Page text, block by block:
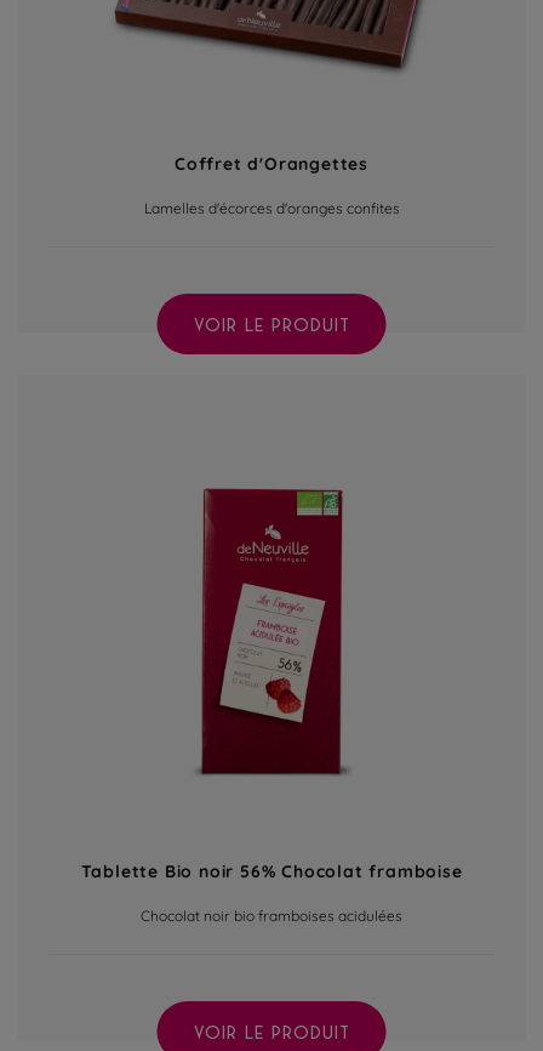
Coffret d'Orangettes
Lamelles d'écorces d'oranges confites
VOIR LE PRODUIT
Tablette Bio noir 56% Chocolat framboise
Chocolat noir bio framboises acidulées
VOIR LE PRODUIT